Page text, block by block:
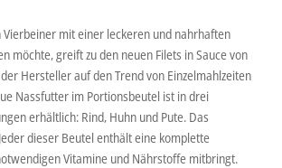
mit einer leckeren und nahrhaften
möchte, greift zu den neuen Filets in Sauce von
Hersteller auf den Trend von Einzelmahlzeiten
Nassfutter im Portionsbeutel ist in drei
erhältlich: Rind, Huhn und Pute. Das
dieser Beutel enthält eine komplette
Vitamine und Nährstoffe mitbringt.